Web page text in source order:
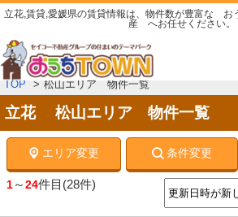
立花,賃貸,愛媛県の賃貸情報は、物件数が豊富な
産 へお任せください。
TOP 松山エリア 物件一覧
立花 松山エリア 物件一覧
エリア変更 条件変更
1～24件目 (28件)